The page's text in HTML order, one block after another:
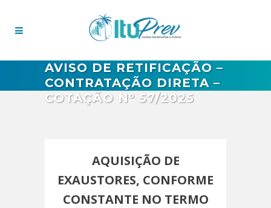
AVISO DE RETIFICAÇÃO –
CONTRATAÇÃO DIRETA –
COTAÇÃO N° 57/2025
AQUISIÇÃO DE
EXAUSTORES, CONFORME
CONSTANTE NO TERMO